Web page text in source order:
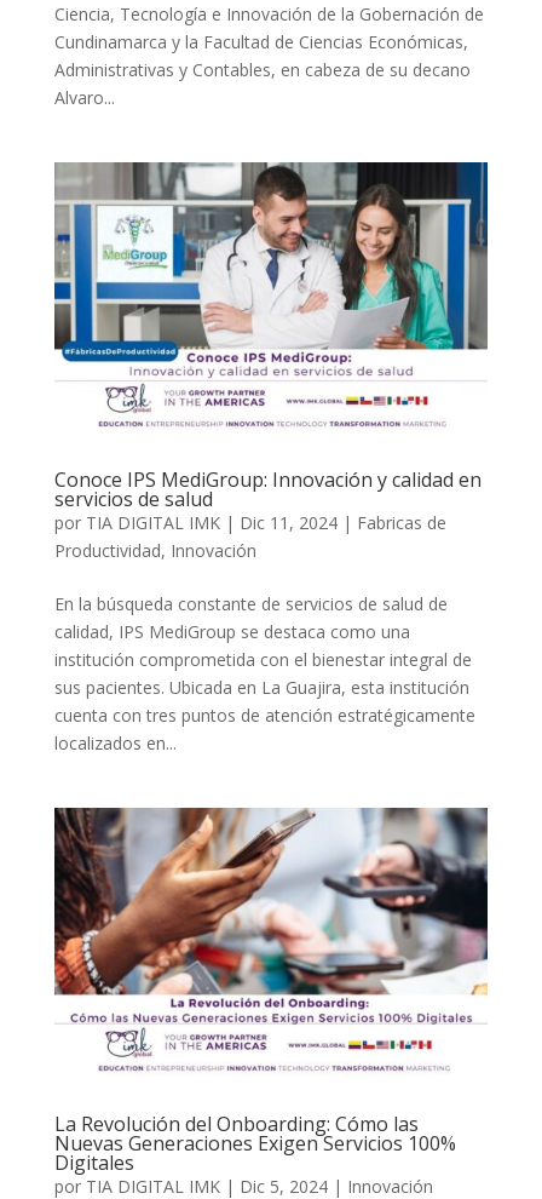
Ciencia, Tecnología e Innovación de la Gobernación de
Cundinamarca y la Facultad de Ciencias Económicas,
Administrativas y Contables, en cabeza de su decano
Alvaro...
Conoce IPS MediGroup: Innovación y calidad en
servicios de salud
por TIA DIGITAL IMK| Dic 11, 2024| Fabricas de
Productividad, Innovación
En la búsqueda constante de servicios de salud de
calidad, IPS MediGroup se destaca como una
institución comprometida con el bienestar integral de
sus pacientes. Ubicada en La Guajira, esta institución
cuenta con tres puntos de atención estratégicamente
localizados en...
La Revolución del Onboarding: Cómo las
Nuevas Generaciones Exigen Servicios 100%
Digitales
por TIA DIGITAL IMK| Dic 5, 2024| Innovación